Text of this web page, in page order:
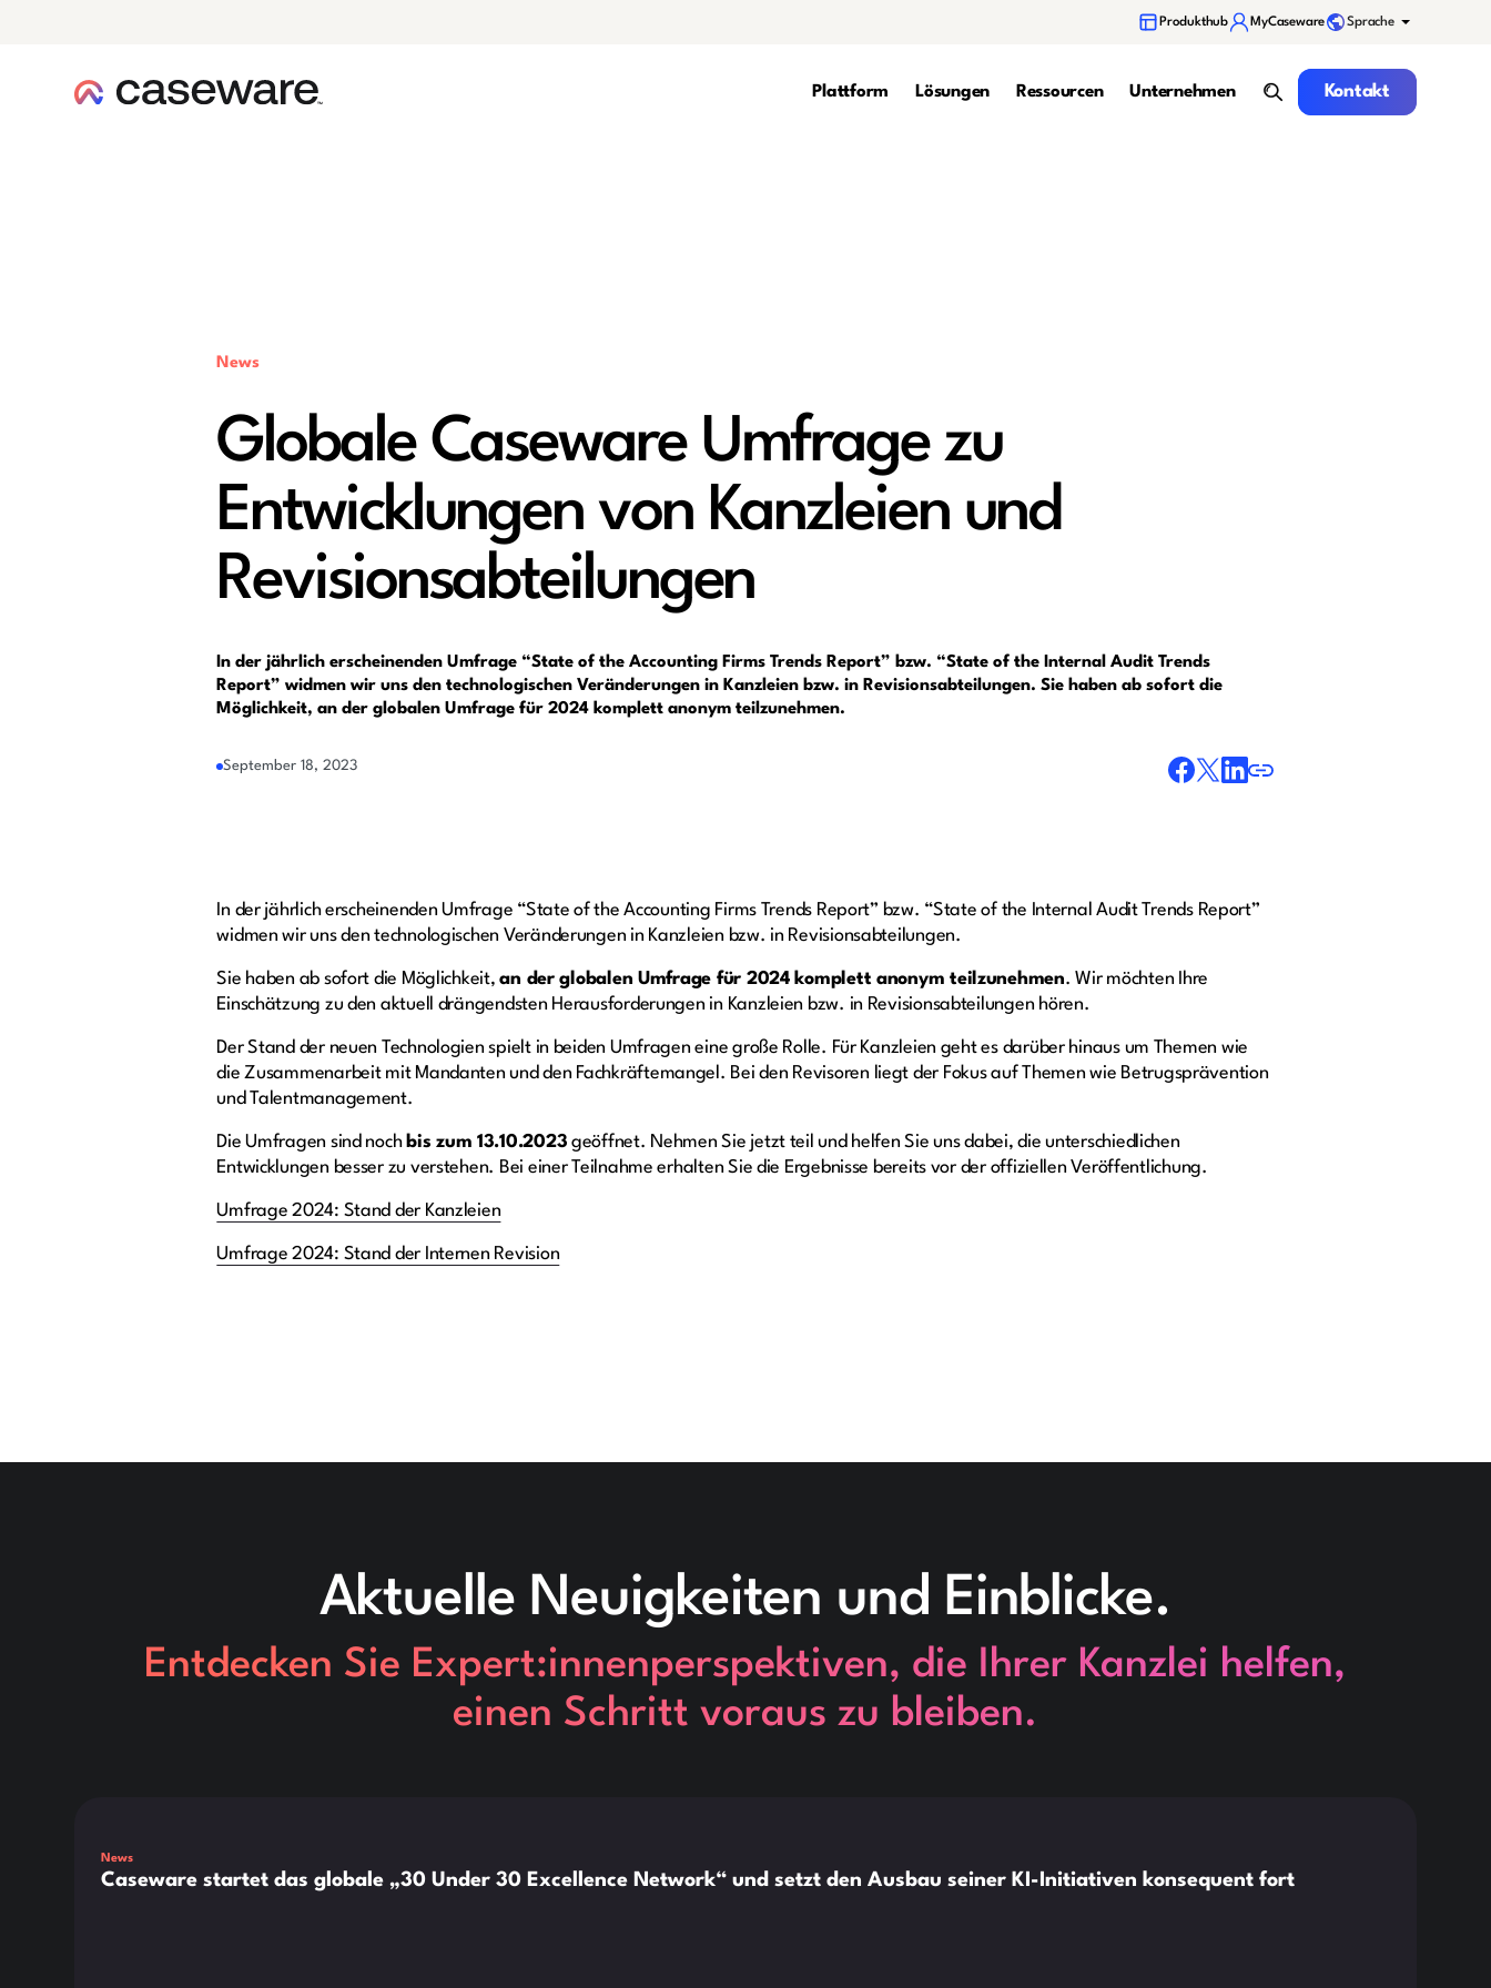
Produkthub MyCaseware Sprache
Plattform Lösungen Ressourcen Unternehmen
Suche
Kontakt
Kontakt
News
Globale Caseware Umfrage zu
Entwicklungen von Kanzleien und
Revisionsabteilungen
In der jährlich erscheinenden Umfrage “State of the Accounting Firms Trends Report” bzw. “State of the Internal Audit Trends
Report” widmen wir uns den technologischen Veränderungen in Kanzleien bzw. in Revisionsabteilungen. Sie haben ab sofort die
Möglichkeit, an der globalen Umfrage für 2024 komplett anonym teilzunehmen.
September 18, 2023
In der jährlich erscheinenden Umfrage “State of the Accounting Firms Trends Report” bzw. “State of the Internal Audit Trends Report”
widmen wir uns den technologischen Veränderungen in Kanzleien bzw. in Revisionsabteilungen.
Sie haben ab sofort die Möglichkeit,an der globalen Umfrage für 2024 komplett anonym teilzunehmen. Wir möchten Ihre
Einschätzung zu den aktuell drängendsten Herausforderungen in Kanzleien bzw. in Revisionsabteilungen hören.
Der Stand der neuen Technologien spielt in beiden Umfragen eine große Rolle. Für Kanzleien geht es darüber hinaus um Themen wie
die Zusammenarbeit mit Mandanten und den Fachkräftemangel. Bei den Revisoren liegt der Fokus auf Themen wie Betrugsprävention
und Talentmanagement.
Die Umfragen sind noch bis zum 13.10.2023 geöffnet. Nehmen Sie jetzt teil und helfen Sie uns dabei, die unterschiedlichen
Entwicklungen besser zu verstehen. Bei einer Teilnahme erhalten Sie die Ergebnisse bereits vor der offiziellen Veröffentlichung.
Umfrage 2024: Stand der Kanzleien
Umfrage 2024: Stand der Internen Revision
Aktuelle Neuigkeiten und Einblicke.
Entdecken Sie Expert:innenperspektiven, die Ihrer Kanzlei helfen,
einen Schritt voraus zu bleiben.
News
Caseware startet das globale „30 Under 30 Excellence Network“ und setzt den Ausbau seiner KI-Initiativen konsequent fort